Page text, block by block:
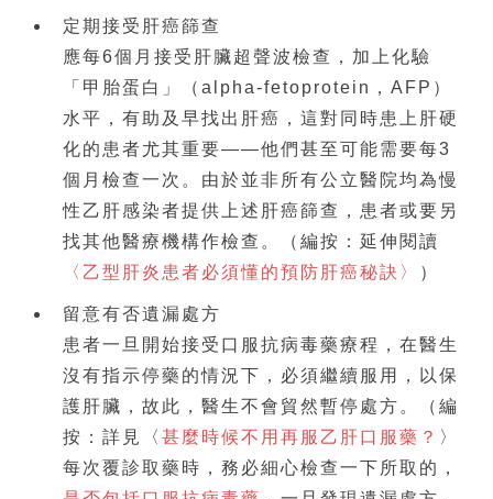
定期接受肝癌篩查
應每6個月接受肝臟超聲波檢查，加上化驗
「甲胎蛋白」（alpha-fetoprotein，AFP）
水平，有助及早找出肝癌，這對同時患上肝硬
化的患者尤其重要——他們甚至可能需要每3
個月檢查一次。由於並非所有公立醫院均為慢
性乙肝感染者提供上述肝癌篩查，患者或要另
找其他醫療機構作檢查。（編按：延伸閱讀
〈乙型肝炎患者必須懂的預防肝癌秘訣〉
）
留意有否遺漏處方
患者一旦開始接受口服抗病毒藥療程，在醫生
沒有指示停藥的情況下，必須繼續服用，以保
護肝臟，故此，醫生不會貿然暫停處方。（編
按：詳見〈 甚麼時候不用再服乙肝口服藥？ 〉
每次覆診取藥時，務必細心檢查一下所取的，